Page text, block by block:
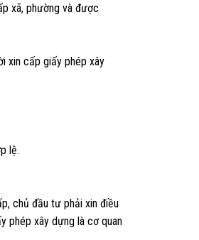
xã, phường và được
xin cấp giấy phép xây
lệ.
chủ đầu tư phải xin điều
phép xây dựng là cơ quan